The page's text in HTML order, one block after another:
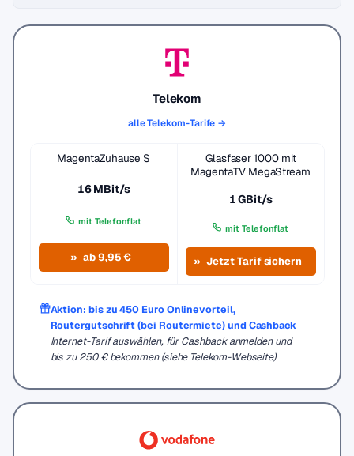
Telekom
alle Telekom-Tarife →
MagentaZuhause S
16 MBit/s
mit Telefonflat
ab 9,95 €
Glasfaser 1000 mit
MagentaTV MegaStream
1 GBit/s
mit Telefonflat
Jetzt Tarif sichern
Aktion: bis zu 450 Euro Onlinevorteil,
Routergutschrift (bei Routermiete) und Cashback
Internet-Tarif auswählen, für Cashback anmelden und
bis zu 250 € bekommen (siehe Telekom-Webseite)